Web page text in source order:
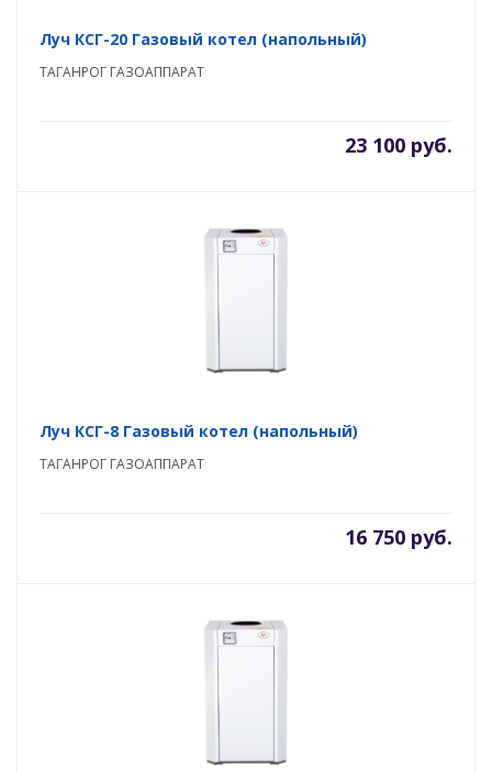
Луч КСГ-20 Газовый котел (напольный)
ТАГАНРОГ ГАЗОАППАРАТ
23 100 руб.
Луч КСГ-8 Газовый котел (напольный)
ТАГАНРОГ ГАЗОАППАРАТ
16 750 руб.